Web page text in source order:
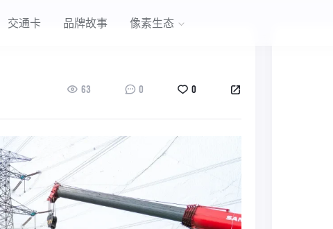
交通卡 品牌故事 像素生态
63 0 0